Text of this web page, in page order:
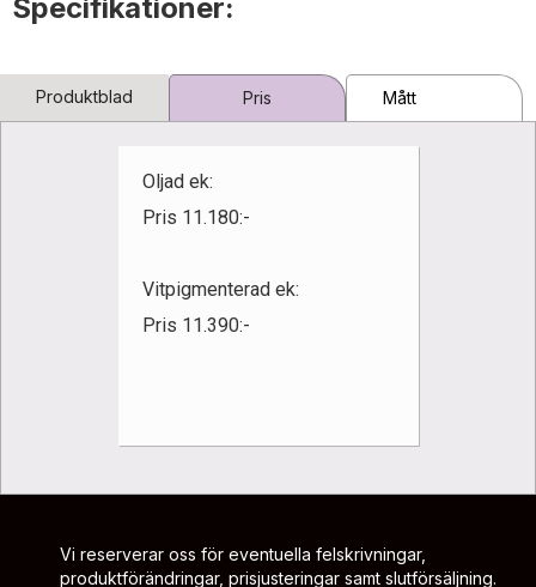
Specifikationer:
Produktblad Pris Mått
Oljad ek:
Pris 11.180:-
Vitpigmenterad ek:
Pris 11.390:-
Vi reserverar oss för eventuella felskrivningar,
produktförändringar, prisjusteringar samt slutförsäljning.